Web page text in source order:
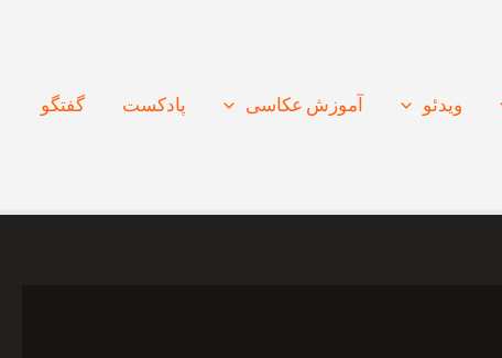
ویدئو آموزش عکاسی پادکست گفتگو